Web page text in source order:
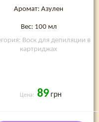
Аромат: Азулен
Вес: 100 мл
Воск для депиляции в
картриджах
Цена: 89 грн